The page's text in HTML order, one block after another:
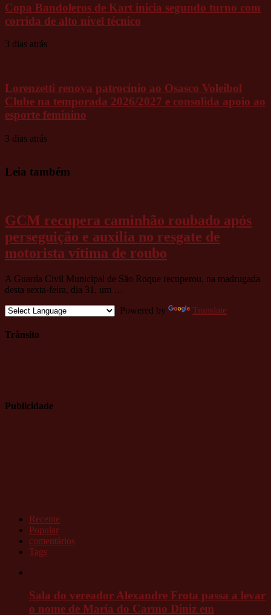
Copa Bandoleros de Kart inicia segundo turno com
corrida de alto nível técnico
3 dias atrás
Lorenzetti renova patrocínio ao Osasco Voleibol
Clube na temporada 2026/2027 e consolida apoio ao
esporte feminino
3 dias atrás
Leia também
GCM recupera caminhão roubado após
perseguição e auxilia no resgate de
motorista vítima de roubo
A Guarda Civil Municipal de São Roque recuperou, na madrugada
desta sexta-feira, dia 31, um …
Powered by
Translate
Trânsito
Publicidade
Recente
Popular
comentários
Tags
Sala do vereador Alexandre Frota passa a levar
o nome de Maria do Carmo Diniz em